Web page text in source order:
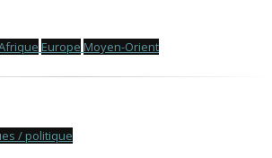
Europe Moyen-Orient
/ politique